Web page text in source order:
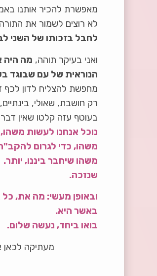
מאפשרת להכיר אותנו
לא רוצים לשמור את
לחבל בזכותו של השני
ואני בעיקר תוהה, מה היה
הנוראית של עם שבוגד
מחפשת להצליח לדון לכף
רק חושבת, שאולי,
בעוטף עזה קלטו שאין
נוכל אנחנו לעשות
משהו, כדי לגרום
משהו שיחבר ביננו, יותר.
שנזכה.
ובאופן מעשי: מה את,
באשר היא.
בואו ביחד, נעשה שלום.
מעתיקה לכאן